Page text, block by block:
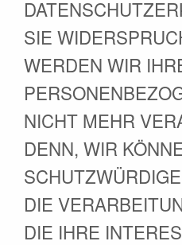
SIE
WERDEN WIR
NICHT MEHR
DENN, WIR
DIE
DIE IHRE